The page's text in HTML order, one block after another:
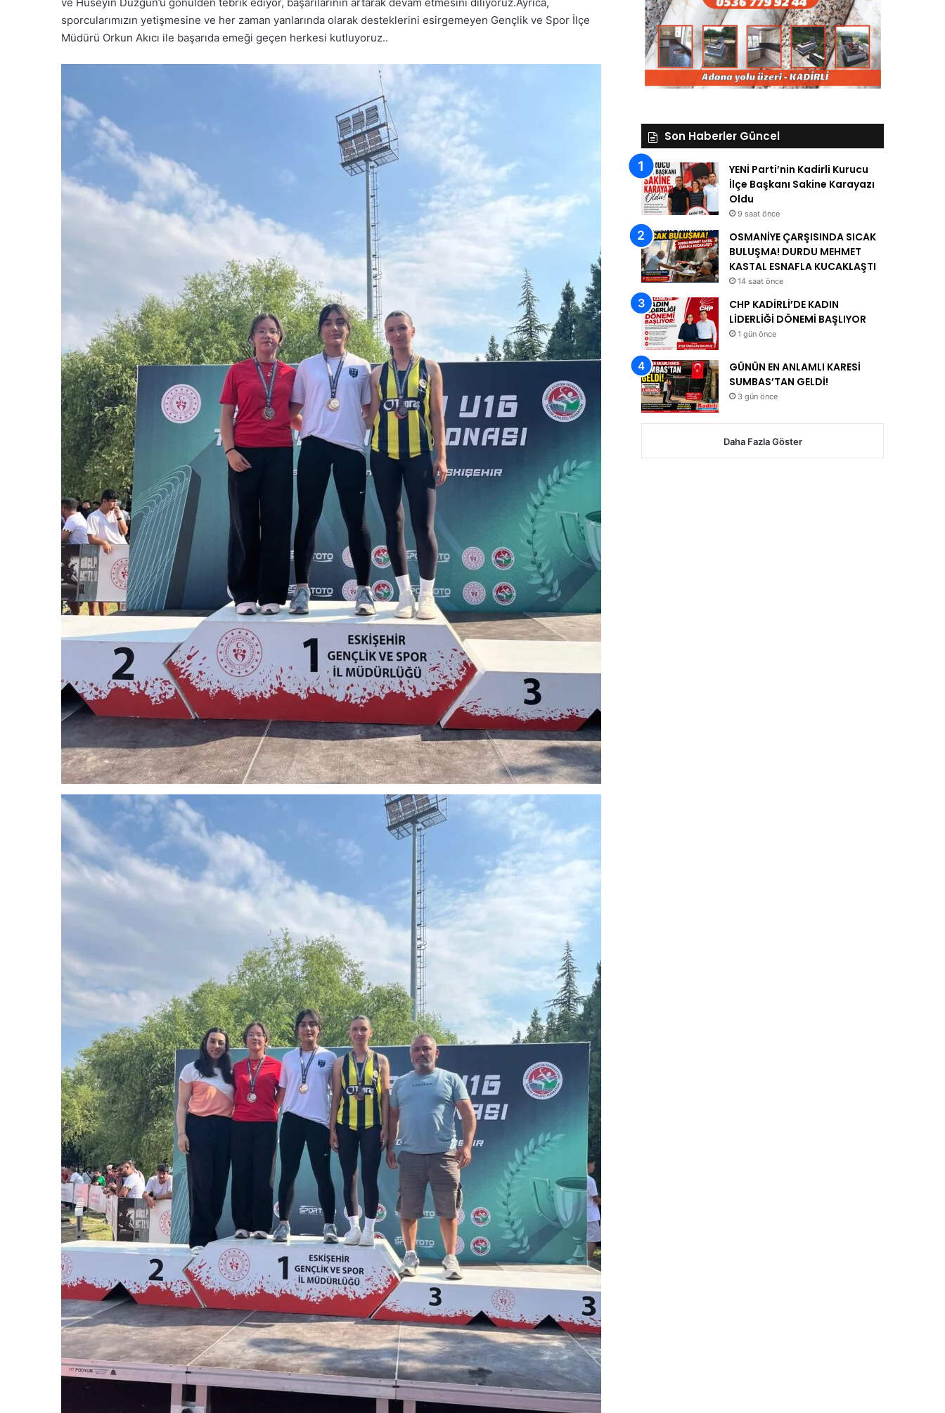
sporcularımızın yetişmesine ve her zaman yanlarında olarak desteklerini esirgemeyen Gençlik ve Spor İlçe
Müdürü Orkun Akıcı ile başarıda emeği geçen herkesi kutluyoruz..
Son Haberler Güncel
YENİ Parti’nin Kadirli Kurucu
İlçe Başkanı Sakine Karayazı
Oldu
9 saat önce
OSMANİYE ÇARŞISINDA SICAK
BULUŞMA! DURDU MEHMET
KASTAL ESNAFLA KUCAKLAŞTI
14 saat önce
CHP KADİRLİ’DE KADIN
LİDERLİĞİ DÖNEMİ BAŞLIYOR
1 gün önce
GÜNÜN EN ANLAMLI KARESİ
SUMBAS’TAN GELDİ!
3 gün önce
Daha Fazla Göster